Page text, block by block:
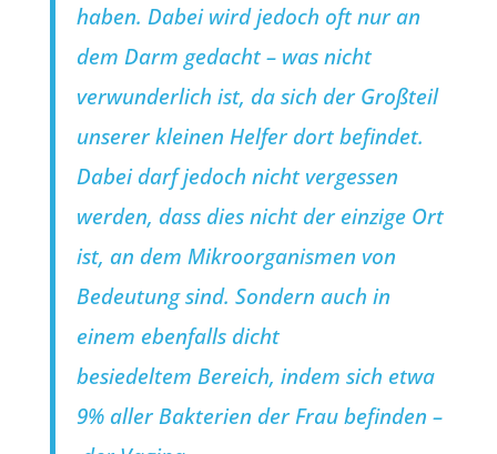
haben. Dabei wird jedoch oft nur an
dem Darm gedacht – was nicht
verwunderlich ist, da sich der Großteil
unserer kleinen Helfer dort befindet.
Dabei darf jedoch nicht vergessen
werden, dass dies nicht der einzige Ort
ist, an dem Mikroorganismen von
Bedeutung sind. Sondern auch in
einem ebenfalls dicht
besiedeltem Bereich, indem sich etwa
9% aller Bakterien der Frau befinden –